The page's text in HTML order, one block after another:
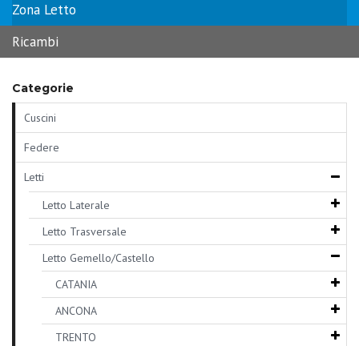
Zona Letto
Ricambi
Categorie
Cuscini
Federe
Letti
Letto Laterale
Letto Trasversale
Letto Gemello/Castello
CATANIA
ANCONA
TRENTO